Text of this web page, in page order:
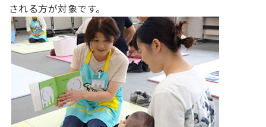
される方が対象です。